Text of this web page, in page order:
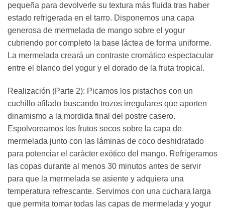
pequeña para devolverle su textura más fluida tras haber
estado refrigerada en el tarro. Disponemos una capa
generosa de mermelada de mango sobre el yogur
cubriendo por completo la base láctea de forma uniforme.
La mermelada creará un contraste cromático espectacular
entre el blanco del yogur y el dorado de la fruta tropical.
Realización (Parte 2): Picamos los pistachos con un
cuchillo afilado buscando trozos irregulares que aporten
dinamismo a la mordida final del postre casero.
Espolvoreamos los frutos secos sobre la capa de
mermelada junto con las láminas de coco deshidratado
para potenciar el carácter exótico del mango. Refrigeramos
las copas durante al menos 30 minutos antes de servir
para que la mermelada se asiente y adquiera una
temperatura refrescante. Servimos con una cuchara larga
que permita tomar todas las capas de mermelada y yogur